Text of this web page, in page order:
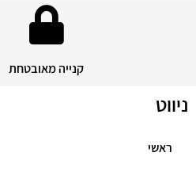
קנייה מאובטחת
ניווט
ראשי